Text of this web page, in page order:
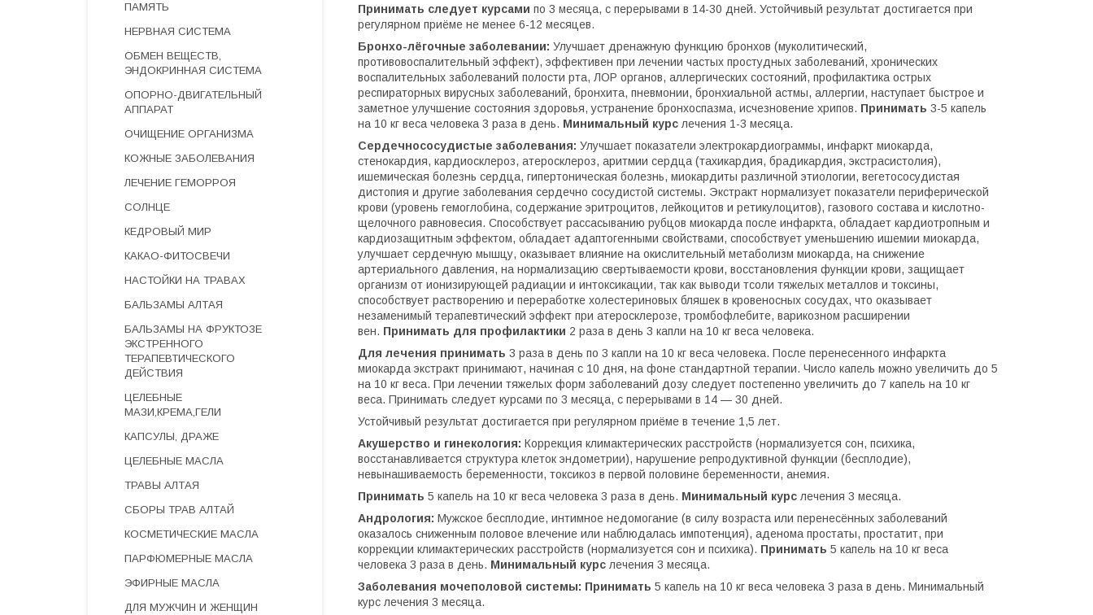
Принимать следует курсами по 3 месяца, с перерывами в 14-30 дней. Устойчивый результат достигается при
регулярном приёме не менее 6-12 месяцев.
Бронхо-лёгочные заболевании: Улучшает дренажную функцию бронхов (муколитический,
противовоспалительный эффект), эффективен при лечении частых простудных заболеваний, хронических
воспалительных заболеваний полости рта, ЛОР органов, аллергических состояний, профилактика острых
респираторных вирусных заболеваний, бронхита, пневмонии, бронхиальной астмы, аллергии, наступает быстрое и
заметное улучшение состояния здоровья, устранение бронхоспазма, исчезновение хрипов. Принимать 3-5 капель
на 10 кг веса человека 3 раза в день. Минимальный курс лечения 1-3 месяца.
Сердечнососудистые заболевания: Улучшает показатели электрокардиограммы, инфаркт миокарда,
стенокардия, кардиосклероз, атеросклероз, аритмии сердца (тахикардия, брадикардия, экстрасистолия),
ишемическая болезнь сердца, гипертоническая болезнь, миокардиты различной этиологии, вегетососудистая
дистопия и другие заболевания сердечно сосудистой системы. Экстракт нормализует показатели периферической
крови (уровень гемоглобина, содержание эритроцитов, лейкоцитов и ретикулоцитов), газового состава и кислотно-
щелочного равновесия. Способствует рассасыванию рубцов миокарда после инфаркта, обладает кардиотропным и
кардиозащитным эффектом, обладает адаптогенными свойствами, способствует уменьшению ишемии миокарда,
улучшает сердечную мышцу, оказывает влияние на окислительный метаболизм миокарда, на снижение
артериального давления, на нормализацию свертываемости крови, восстановления функции крови, защищает
организм от ионизирующей радиации и интоксикации, так как выводи тсоли тяжелых металлов и токсины,
способствует растворению и переработке холестериновых бляшек в кровеносных сосудах, что оказывает
незаменимый терапевтический эффект при атеросклерозе, тромбофлебите, варикозном расширении
вен. Принимать для профилактики 2 раза в день 3 капли на 10 кг веса человека.
Для лечения принимать 3 раза в день по 3 капли на 10 кг веса человека. После перенесенного инфаркта
миокарда экстракт принимают, начиная с 10 дня, на фоне стандартной терапии. Число капель можно увеличить до 5
на 10 кг веса. При лечении тяжелых форм заболеваний дозу следует постепенно увеличить до 7 капель на 10 кг
веса. Принимать следует курсами по 3 месяца, с перерывами в 14 — 30 дней.
Устойчивый результат достигается при регулярном приёме в течение 1,5 лет.
Акушерство и гинекология: Коррекция климактерических расстройств (нормализуется сон, психика,
восстанавливается структура клеток эндометрии), нарушение репродуктивной функции (бесплодие),
невынашиваемость беременности, токсикоз в первой половине беременности, анемия.
Принимать 5 капель на 10 кг веса человека 3 раза в день. Минимальный курс лечения 3 месяца.
Андрология: Мужское бесплодие, интимное недомогание (в силу возраста или перенесённых заболеваний
оказалось сниженным половое влечение или наблюдалась импотенция), аденома простаты, простатит, при
коррекции климактерических расстройств (нормализуется сон и психика). Принимать 5 капель на 10 кг веса
человека 3 раза в день. Минимальный курс лечения 3 месяца.
Заболевания мочеполовой системы: Принимать 5 капель на 10 кг веса человека 3 раза в день. Минимальный
курс лечения 3 месяца.
ПАМЯТЬ
НЕРВНАЯ СИСТЕМА
ОБМЕН ВЕЩЕСТВ,
ЭНДОКРИННАЯ СИСТЕМА
ОПОРНО-ДВИГАТЕЛЬНЫЙ
АППАРАТ
ОЧИЩЕНИЕ ОРГАНИЗМА
КОЖНЫЕ ЗАБОЛЕВАНИЯ
ЛЕЧЕНИЕ ГЕМОРРОЯ
СОЛНЦЕ
КЕДРОВЫЙ МИР
КАКАО-ФИТОСВЕЧИ
НАСТОЙКИ НА ТРАВАХ
БАЛЬЗАМЫ АЛТАЯ
БАЛЬЗАМЫ НА ФРУКТОЗЕ
ЭКСТРЕННОГО
ТЕРАПЕВТИЧЕСКОГО
ДЕЙСТВИЯ
ЦЕЛЕБНЫЕ
МАЗИ,КРЕМА,ГЕЛИ
КАПСУЛЫ, ДРАЖЕ
ЦЕЛЕБНЫЕ МАСЛА
ТРАВЫ АЛТАЯ
СБОРЫ ТРАВ АЛТАЙ
КОСМЕТИЧЕСКИЕ МАСЛА
ПАРФЮМЕРНЫЕ МАСЛА
ЭФИРНЫЕ МАСЛА
ДЛЯ МУЖЧИН И ЖЕНЩИН